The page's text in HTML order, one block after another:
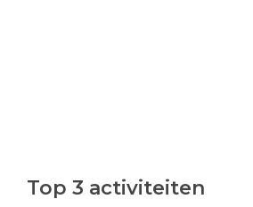
Top 3 activiteiten